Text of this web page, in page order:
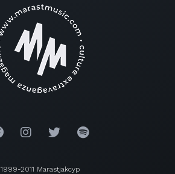
1999-2011 Marastjakcyp